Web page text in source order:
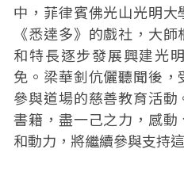
中，菲律賓佛光山光明
《悉達多》的戲社，大
和特長逐步發展興建光
免。梁華釗伉儷聽聞後
參與道場的慈善教育活
書籍，盡一己之力，感
和動力，將繼續參與支持